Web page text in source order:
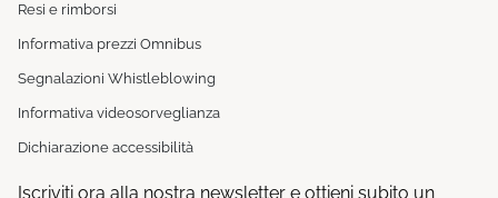
Resi e rimborsi
Informativa prezzi Omnibus
Segnalazioni Whistleblowing
Informativa videosorveglianza
Dichiarazione accessibilità
Iscriviti ora alla nostra newsletter e ottieni subito un